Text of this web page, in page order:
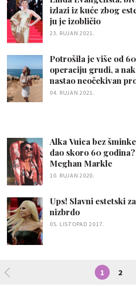
izlazi iz kuće zbog
ju je izobličio
23. RUJAN 2021.
Potrošila je više od
operaciju grudi, a
nastao neočekivan
04. RUJAN 2021.
Alka Vuica bez
dao skoro 60
Meghan Markle
10. RUJAN 2020.
Ups! Slavni estetski
nizbrdo
05. LISTOPAD 2017.
1 2